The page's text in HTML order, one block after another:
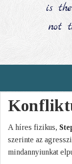
is
not
A híres fizikus,
szerinte az
mindannyiunkat